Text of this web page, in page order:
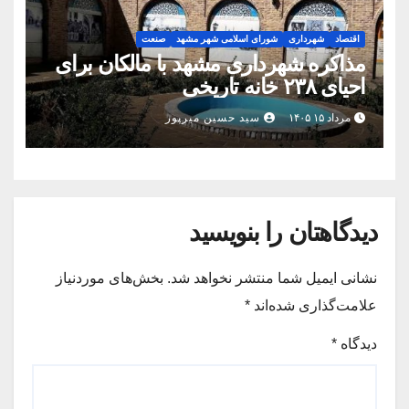
اقتصاد شهرداری شورای اسلامی شهر مشهد صنعت
مذاکره شهرداری مشهد با مالکان برای
احیای ۲۳۸ خانه تاریخی
مرداد ۱۵ ۱۴۰۵ سید حسین میرپور
دیدگاهتان را بنویسید
نشانی ایمیل شما منتشر نخواهد شد. بخش‌های موردنیاز
علامت‌گذاری شده‌اند *
دیدگاه *